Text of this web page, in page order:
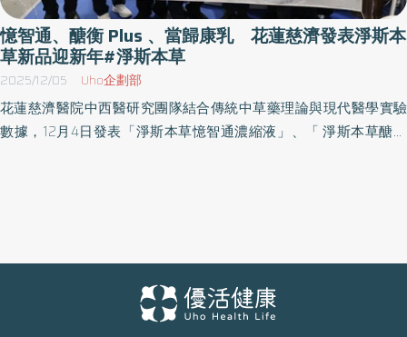
憶智通、醣衡 Plus 、當歸康乳 花蓮慈濟發表淨斯本
草新品迎新年#淨斯本草
2025/12/05 Uho企劃部
花蓮慈濟醫院中西醫研究團隊結合傳統中草藥理論與現代醫學實驗
數據，12月4日發表「淨斯本草憶智通濃縮液」、「 淨斯本草醣衡
好明亮的醣衡沖調飲、活芯智濃縮液、明適沖調飲等，以及「淨斯
本草蔘耆力」、第二代「淨斯本草康汝加強版濃縮液」，除了滾珠